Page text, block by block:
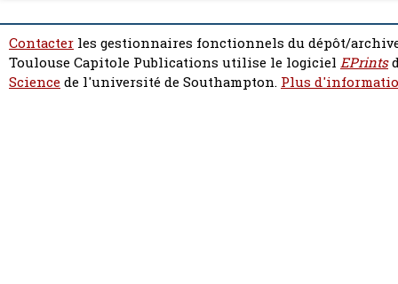
Contacter les gestionnaires fonctionnels du dépôt/
Toulouse Capitole Publications utilise le logiciel EPrints
Sciencede l'université de Southampton. Plus